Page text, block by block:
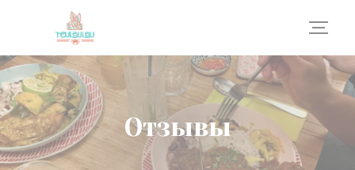
Панель управления cookies
Отзывы